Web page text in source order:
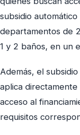
subsidio
departamentos de
1 y 2 baños, en un
Además, el
aplica
acceso al
requisitos